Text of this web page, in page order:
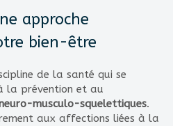
approche
bien-être
de la santé qui se
la prévention et au
musculo-squelettiques.
aux affections liées à la